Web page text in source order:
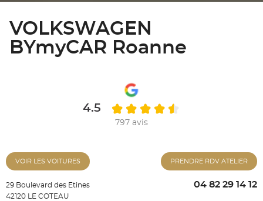
VOLKSWAGEN
BYmyCAR Roanne
4.5
797 avis
VOIR LES VOITURES PRENDRE RDV ATELIER
29 Boulevard des Etines
42120 LE COTEAU
04 82 29 14 12